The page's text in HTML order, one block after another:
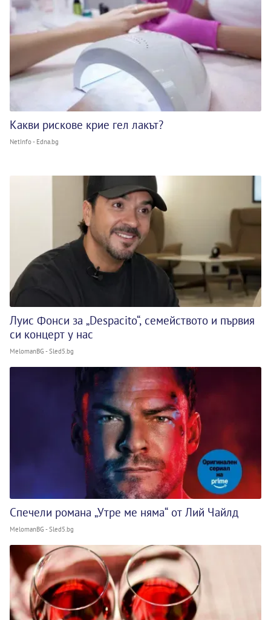
Какви рискове крие гел лакът?
NetInfo - Edna.bg
Луис Фонси за „Despacito“, семейството и първия
си концерт у нас
MelomanBG - Sled5.bg
Спечели романа „Утре ме няма“ от Лий Чайлд
MelomanBG - Sled5.bg